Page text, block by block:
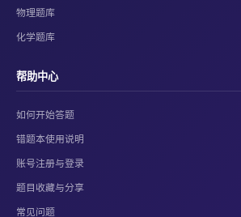
物理题库
化学题库
帮助中心
如何开始答题
错题本使用说明
账号注册与登录
题目收藏与分享
常见问题